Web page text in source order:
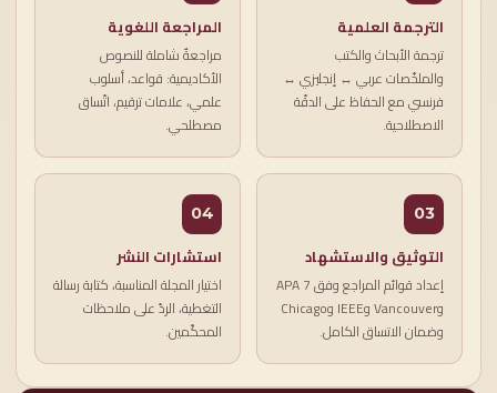
الترجمة العلمية
ترجمة الأبحاث والكتب
والملخّصات عربي ↔ إنجليزي ↔
فرنسي مع الحفاظ على الدقّة
الاصطلاحية.
المراجعة اللغوية
مراجعةٌ شاملة للنصوص
الأكاديمية: قواعد، أسلوب
علمي، علامات ترقيم، اتّساق
مصطلحي.
03
التوثيق والاستشهاد
إعداد قوائم المراجع وفق APA 7
وVancouver وIEEE وChicago
وضمان الاتساق الكامل.
04
استشارات النشر
اختيار المجلة المناسبة، كتابة رسالة
التغطية، الردّ على ملاحظات
المحكّمين.